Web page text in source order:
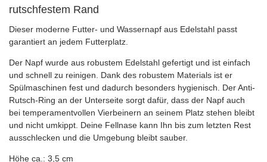
rutschfestem Rand
Dieser moderne Futter- und Wassernapf aus Edelstahl passt
garantiert an jedem Futterplatz.
Der Napf wurde aus robustem Edelstahl gefertigt und ist einfach
und schnell zu reinigen. Dank des robustem Materials ist er
Spülmaschinen fest und dadurch besonders hygienisch. Der Anti-
Rutsch-Ring an der Unterseite sorgt dafür, dass der Napf auch
bei temperamentvollen Vierbeinern an seinem Platz stehen bleibt
und nicht umkippt. Deine Fellnase kann Ihn bis zum letzten Rest
ausschlecken und die Umgebung bleibt sauber.
Höhe ca.: 3,5 cm